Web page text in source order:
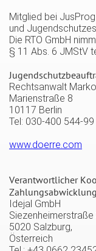
Mitglied bei
und
Die RTO GmbH
§ 11 Abs. 6 JMStV
Rechtsanwalt
Marienstraße 8
10117 Berlin
Tel: 030-400 544-99
www.doerre.com
Verantwortlicher
Idejal GmbH
Siezenheimerstraße
5020 Salzburg,
Österreich